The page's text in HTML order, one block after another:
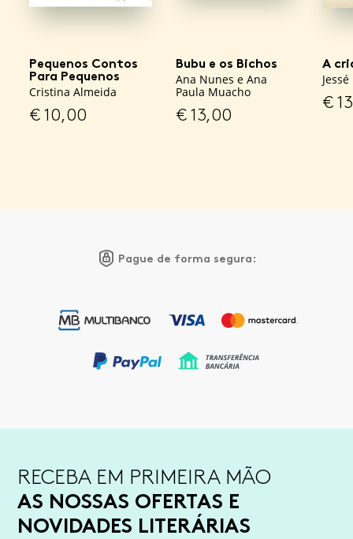
Pequenos Contos
Para Pequenos
Cristina Almeida
€10,00
Bubu e os Bichos
Ana Nunes e Ana
Paula Muacho
€13,00
A
€
Pague de forma segura:
RECEBA EM PRIMEIRA MÃO
AS NOSSAS OFERTAS E
NOVIDADES LITERÁRIAS